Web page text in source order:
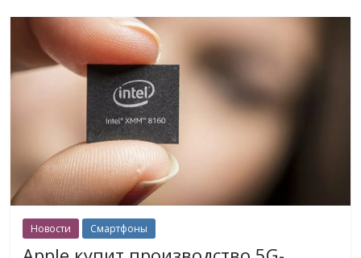
Новости Смартфоны